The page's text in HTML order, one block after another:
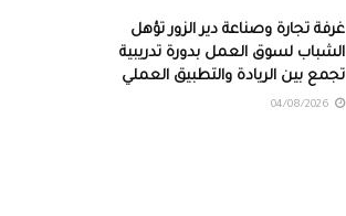
غرفة تجارة وصناعة دير الزور تؤهل
الشباب لسوق العمل بدورة تدريبية
تجمع بين الريادة والتطبيق العملي